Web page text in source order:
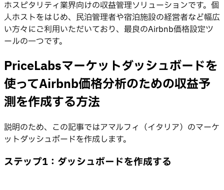
ホスピタリティ業界向けの収益管理ソリューションです。個
人ホストをはじめ、民泊管理者や宿泊施設の経営者など幅広
い方々にご利用いただいており、最良のAirbnb価格設定ツ
ールの一つです。
PriceLabsマーケットダッシュボードを
使ってAirbnb価格分析のための収益予
測を作成する方法
説明のため、この記事ではアマルフィ（イタリア）のマーケ
ットダッシュボードを作成します。
ステップ1：ダッシュボードを作成する